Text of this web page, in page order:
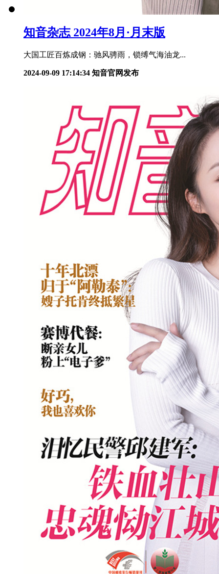
知音杂志 2024年8月·月末版
大国工匠百炼成钢：驰风骋雨，锁缚气海油龙...
2024-09-09 17:14:34 知音官网发布